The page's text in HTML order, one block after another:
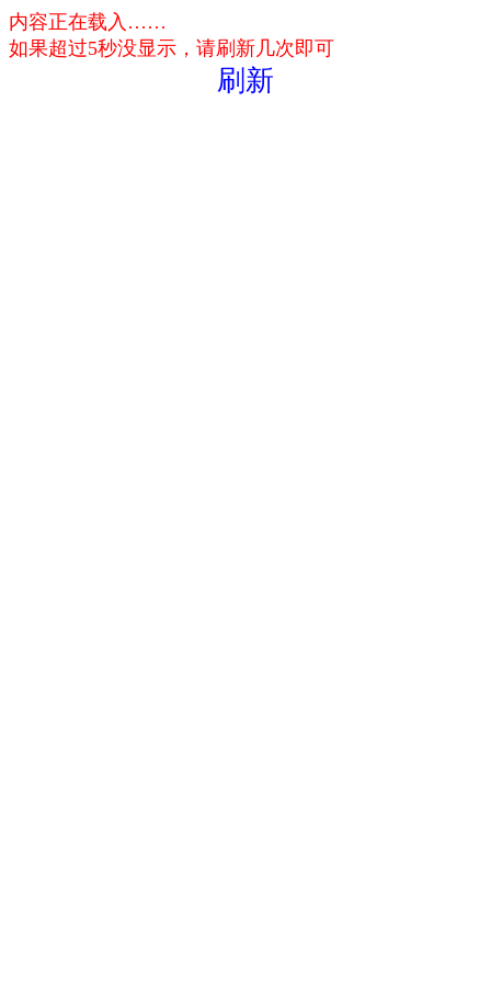
内容正在载入……
如果超过5秒没显示，请刷新几次即可
刷新